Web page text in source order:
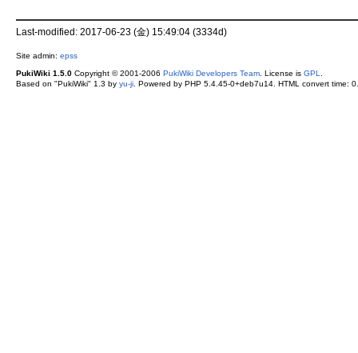
Last-modified: 2017-06-23 (金) 15:49:04 (3334d)
Site admin: epss
PukiWiki 1.5.0Copyright © 2001-2006 PukiWiki Developers Team. License is GPL
Based on "PukiWiki" 1.3 by yu-ji. Powered by PHP 5.4.45-0+deb7u14. HTML convert time: